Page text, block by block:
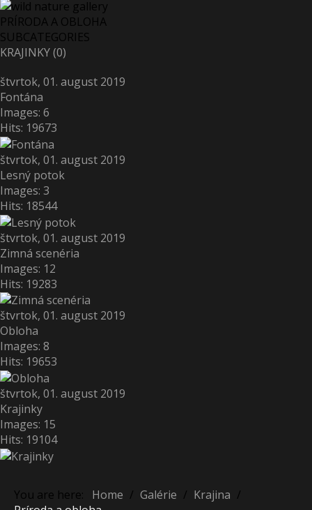
PRÍRODA A OBLOHA
SUBCATEGORIES
KRAJINKY (0)
štvrtok, 01. august 2019
Fontána
Images: 6
Hits: 19673
štvrtok, 01. august 2019
Lesný potok
Images: 3
Hits: 18544
štvrtok, 01. august 2019
Zimná scenéria
Images: 12
Hits: 19283
štvrtok, 01. august 2019
Obloha
Images: 8
Hits: 19653
štvrtok, 01. august 2019
Krajinky
Images: 15
Hits: 19104
You are here: Home / Galérie / Krajina /